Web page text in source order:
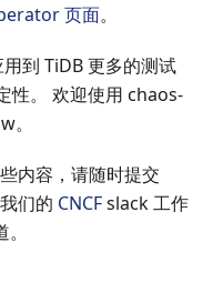
页面。
到 TiDB 更多的测试
性。 欢迎使用 chaos-
内容，请随时提交
们的 CNCFslack 工作